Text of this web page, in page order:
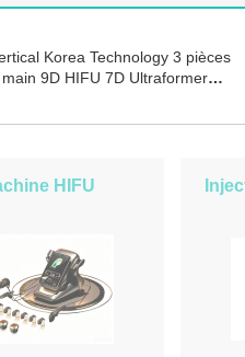
Korea Technology 3 pièces
9D HIFU 7D Ultraformer
HIFU